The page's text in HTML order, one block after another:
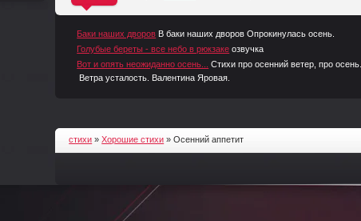
^
Баки наших дворов В баки наших дворов Опрокинулась осень.
Голубые береты - все небо в рюкзаке озвучка
Вот и опять неожиданно осень...
Стихи про осенний ветер, про
Ветра усталость. Валентина Яровая.
стихи »Хорошие стихи » Осенний аппетит